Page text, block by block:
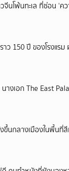
จีนโพ้นทะเล ที่ซ่อน ‘
ว 150 ปี ของโรงแร
างเอก The East
ขึ้นกลางเมืองในพื้นที่